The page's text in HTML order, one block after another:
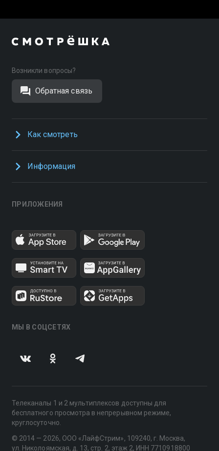
Возникли вопросы?
Обратная связь
Как смотреть
Информация
ПРИЛОЖЕНИЯ
МЫ В СОЦСЕТЯХ
Телеканалы 1 и 2 мультиплексов доступны для
бесплатного просмотра в непрерывном режиме,
круглосуточно.
© 2014 — 2026, ООО «ЛайфСтрим», 109240, г. Москва,
ул. Николоямская, д. 13, стр. 2, этаж 2, ИНН 7710918800